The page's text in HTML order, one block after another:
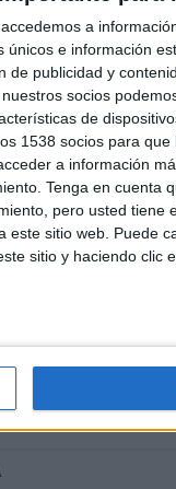
a
e información
publicidad y
socios
de
1538 socios para
a información
Tenga en cuenta
pero usted tiene
sitio web. Puede
sitio y haciendo clic
MÁXIMO
2
VS
TOTAL
7